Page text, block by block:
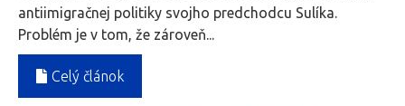
antiimigračnej politiky svojho predchodcu Sulíka.
Problém je v tom, že zároveň...
Celý článok